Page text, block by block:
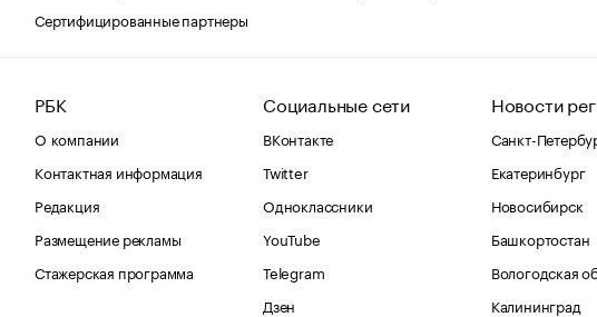
Сертифицированные партнеры
РБК
О компании
Контактная информация
Редакция
Размещение рекламы
Стажерская программа
Социальные сети
ВКонтакте
Twitter
Одноклассники
YouTube
Telegram
Дзен
Новости
Санкт-
Екатеринбург
Новосибирск
Башкортостан
Вологодская
Калининград